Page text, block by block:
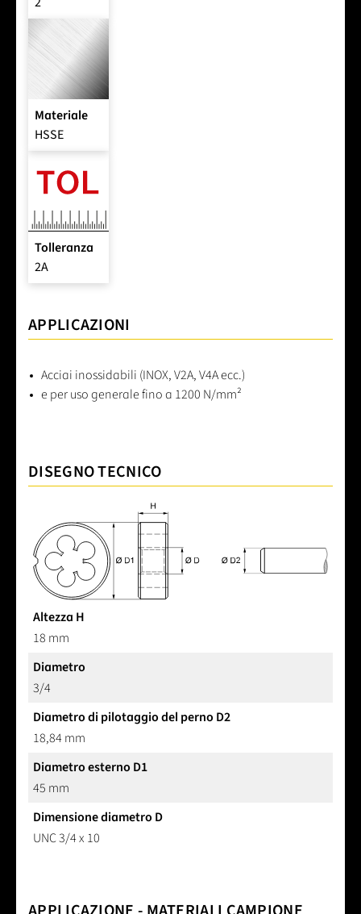
Materiale
HSSE
Tolleranza
2A
APPLICAZIONI
Acciai inossidabili (INOX, V2A, V4A ecc.)
e per uso generale fino a 1200 N/mm²
DISEGNO TECNICO
Altezza H
18 mm
Diametro
3/4
Diametro di pilotaggio del perno D2
18,84 mm
Diametro esterno D1
45 mm
Dimensione diametro D
UNC 3/4 x 10